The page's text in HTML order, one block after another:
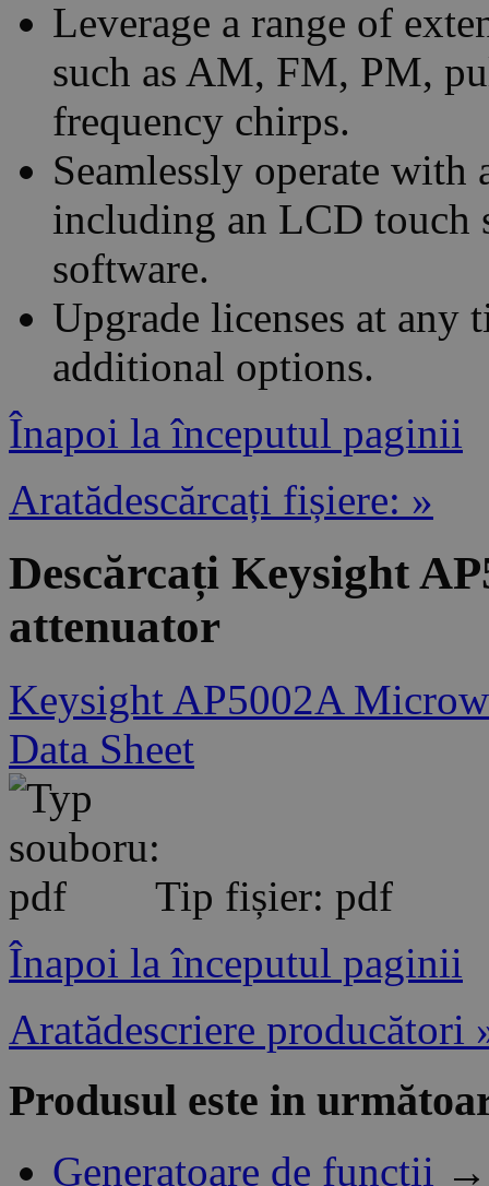
Leverage a range of
such as AM, FM, PM,
frequency chirps.
Seamlessly operate
including an LCD touch
software.
Upgrade licenses at any
additional options.
Înapoi la începutul paginii
Aratădescărcați fișiere: »
Descărcați Keysight
attenuator
Keysight AP5002A
Data Sheet
Tip fișier: pdf
Înapoi la începutul paginii
Aratădescriere producători
Produsul este in
Generatoare de funcții